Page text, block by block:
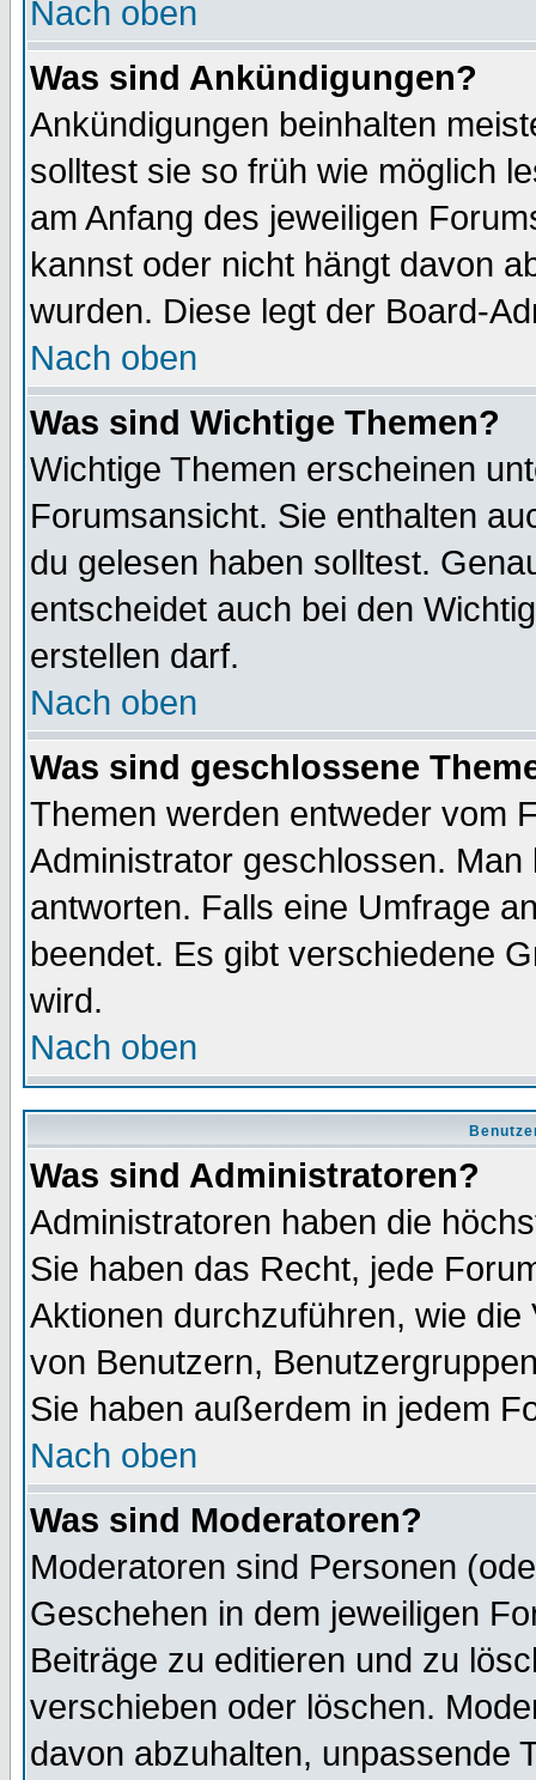
Nach oben
Was sind Ankündigungen?
Ankündigungen beinhalten
solltest sie so früh wie möglich
am Anfang des jeweiligen
kannst oder nicht hängt davon
wurden. Diese legt der Board-
Nach oben
Was sind Wichtige Themen?
Wichtige Themen erscheinen
Forumsansicht. Sie enthalten
du gelesen haben solltest.
entscheidet auch bei den
erstellen darf.
Nach oben
Was sind geschlossene
Themen werden entweder vom
Administrator geschlossen.
antworten. Falls eine Umfrage
beendet. Es gibt verschiedene
wird.
Nach oben
Was sind Administratoren?
Administratoren haben die
Sie haben das Recht, jede
Aktionen durchzuführen, wie
von Benutzern,
Sie haben außerdem in jedem
Nach oben
Was sind Moderatoren?
Moderatoren sind Personen
Geschehen in dem jeweiligen
Beiträge zu editieren und zu
verschieben oder löschen.
davon abzuhalten, unpassende